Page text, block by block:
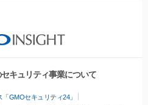
キュリティ事業について
GMOセキュリティ24」